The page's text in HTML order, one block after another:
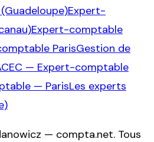
Expert-
Expert-comptable
ParisGestion de
— Expert-comptable
— ParisLes experts
— compta.net. Tous